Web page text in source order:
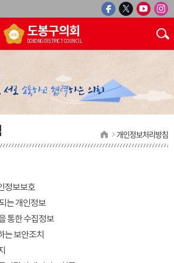
도봉구의회
DOBONG DISTRICT COUNCIL
개인정보처리방침
정보보호
는 개인정보
통한 수집정보
는 보안조치